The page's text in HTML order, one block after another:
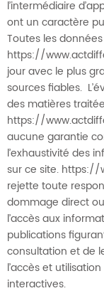
l’intermédiaire
ont un caractère
Toutes les
https://
jour avec le plus
sources fiables.
des matières
https://
aucune garantie
l’exhaustivité des
sur ce site. https://
rejette toute
dommage direct
l’accès aux
publications
consultation et de
l’accès et
interactives.